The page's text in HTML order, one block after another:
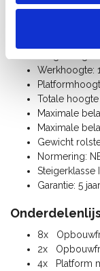
Werkhoogte:
Totale
Maximale
Maximale
Gewicht
Normering:
Steigerklasse
Garantie: 5 jaar
8x
2x
4x Platform